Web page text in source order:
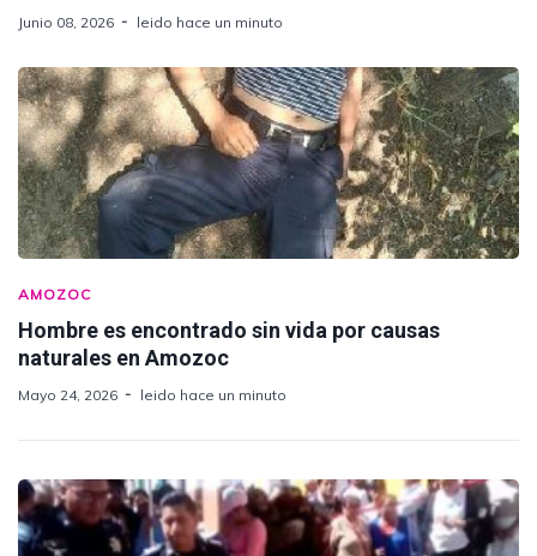
Junio 08, 2026 leido hace un minuto
AMOZOC
Hombre es encontrado sin vida por causas
naturales en Amozoc
Mayo 24, 2026 leido hace un minuto